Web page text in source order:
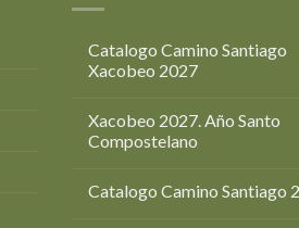
Catalogo Camino Santiago
Xacobeo 2027
Xacobeo 2027. Año Santo
Compostelano
Catalogo Camino Santiago